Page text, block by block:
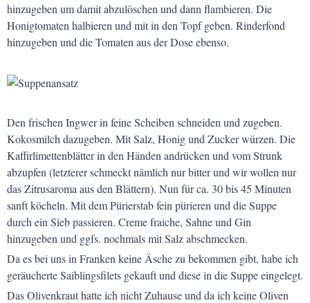
hinzugeben um damit abzulöschen und dann flambieren. Die
Honigtomaten halbieren und mit in den Topf geben. Rinderfond
hinzugeben und die Tomaten aus der Dose ebenso.
Den frischen Ingwer in feine Scheiben schneiden und zugeben.
Kokosmilch dazugeben. Mit Salz, Honig und Zucker würzen. Die
Kaffirlimettenblätter in den Händen andrücken und vom Strunk
abzupfen (letzterer schmeckt nämlich nur bitter und wir wollen nur
das Zitrusaroma aus den Blättern). Nun für ca. 30 bis 45 Minuten
sanft köcheln. Mit dem Pürierstab fein pürieren und die Suppe
durch ein Sieb passieren. Creme fraiche, Sahne und Gin
hinzugeben und ggfs. nochmals mit Salz abschmecken.
Da es bei uns in Franken keine Äsche zu bekommen gibt, habe ich
geräucherte Saiblingsfilets gekauft und diese in die Suppe eingelegt.
Das Olivenkraut hatte ich nicht Zuhause und da ich keine Oliven